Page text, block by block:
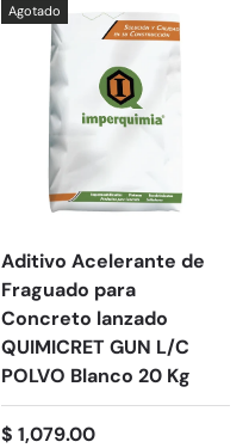
Agotado
Aditivo Acelerante de
Fraguado para
Concreto lanzado
QUIMICRET GUN L/C
POLVO Blanco 20 Kg
Precio normal
$ 1,079.00